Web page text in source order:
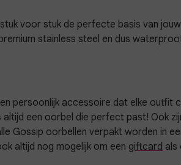
voor stuk de perfecte basis van
stainless steel en dus
persoonlijk accessoire dat elke outfit
een oorbel die perfect past! Ook
Gossip oorbellen verpakt worden in
altijd nog mogelijk om een giftcard als